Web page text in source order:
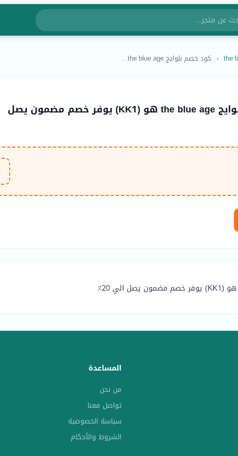
› كود خصم بلوايج the blue age...
كود خصم بلوايج the blue age هو (KK1) يوفر خصم مضمون يصل
المساعدة
من نحن
تواصل معنا
سياسة الخصوصية
الشروط والأحكام